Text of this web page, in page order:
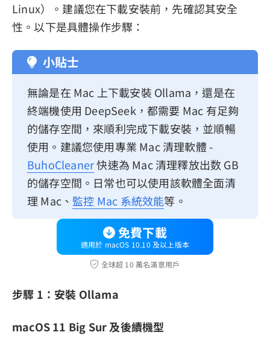
Linux）。建議您在下載安裝前，先確認其安全
性。以下是具體操作步驟：
小貼士
無論是在 Mac 上下載安裝 Ollama，還是在
終端機使用 DeepSeek，都需要 Mac 有足夠
的儲存空間，來順利完成下載安裝，並順暢
使用。建議您使用專業 Mac 清理軟體 -
BuhoCleaner快速為 Mac 清理釋放出数 GB
的儲存空間。日常也可以使用該軟體全面清
理 Mac、 監控 Mac 系統效能等。
免費下載
適用於 macOS 10.10 及以上版本
全球超 10 萬名滿意用戶
步驟 1：安裝 Ollama
macOS 11 Big Sur 及後續機型